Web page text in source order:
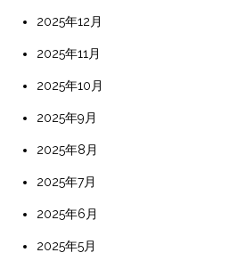
2025年12月
2025年11月
2025年10月
2025年9月
2025年8月
2025年7月
2025年6月
2025年5月